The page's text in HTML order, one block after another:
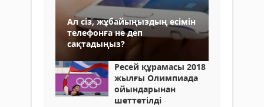
Ал сіз, жұбайыңыздың есімін
телефонға не деп
сақтадыңыз?
Ресей құрамасы 2018
жылғы Олимпиада
ойындарынан
шеттетілді